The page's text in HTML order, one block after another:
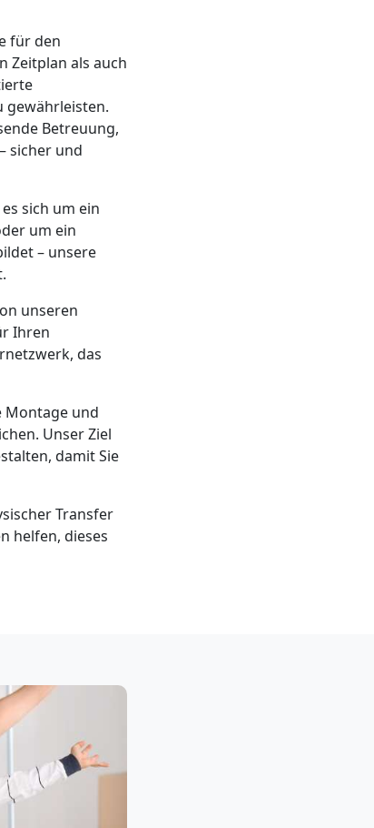
für den
Zeitplan als auch
gewährleisten.
Betreuung,
sicher und
sich um ein
um ein
– unsere
unseren
Ihren
das
Montage und
Unser Ziel
damit Sie
Transfer
helfen, dieses